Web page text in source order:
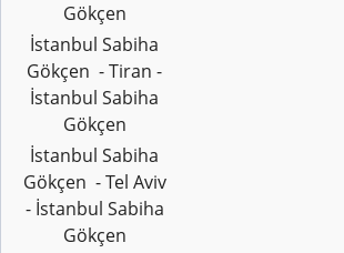
Gökçen
İstanbul Sabiha
Gökçen - Tiran -
İstanbul Sabiha
Gökçen
İstanbul Sabiha
Gökçen - Tel Aviv
- İstanbul Sabiha
Gökçen